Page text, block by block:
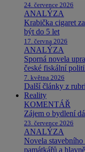
24. července 2026
ANALÝZA
Krabička cigaret
být do 5 let
17. června 2026
ANALÝZA
Sporná novela
české fiskální
7. května 2026
Další články z
Reality
KOMENTÁŘ
Zájem o bydlení
23. července 2026
ANALÝZA
Novela
památkářů a